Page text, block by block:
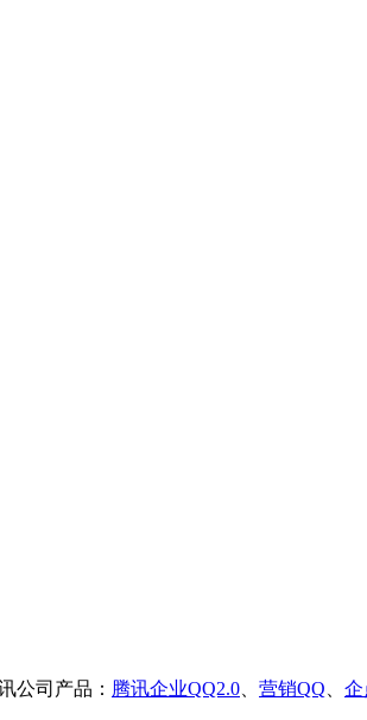
公司产品： 腾讯企业QQ2.0 营销QQ 企